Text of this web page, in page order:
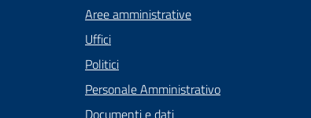
Aree amministrative
Uffici
Politici
Personale Amministrativo